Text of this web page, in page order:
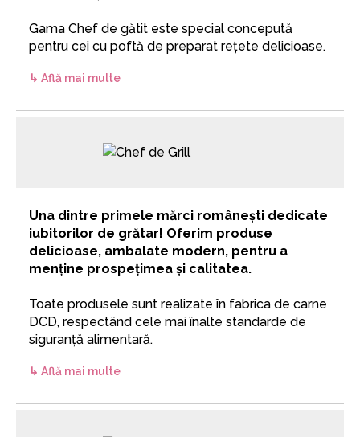
Gama Chef de gătit este special concepută
pentru cei cu poftă de preparat rețete delicioase.
↳ Află mai multe
Una dintre primele mărci românești dedicate
iubitorilor de grătar! Oferim produse
delicioase, ambalate modern, pentru a
menține prospețimea și calitatea.
Toate produsele sunt realizate în fabrica de carne
DCD, respectând cele mai înalte standarde de
siguranță alimentară.
↳ Află mai multe